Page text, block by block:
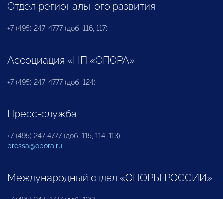
Отдел регионального развития
+7 (495) 247-4777 (доб. 116, 117)
Ассоциация «НП «ОПОРА»
+7 (495) 247-4777 (доб. 124)
Пресс-служба
+7 (495) 247 4777 (доб. 115, 114, 113)
pressa@opora.ru
Международный отдел «ОПОРЫ РОССИИ»